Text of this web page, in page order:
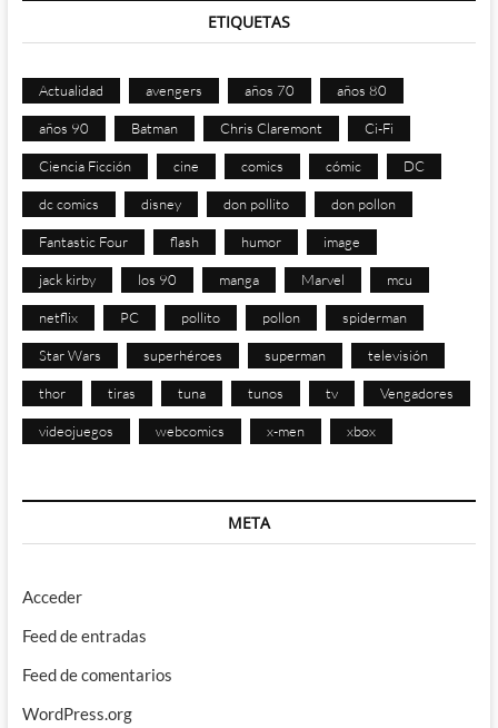
ETIQUETAS
Actualidad avengers años 70 años 80
años 90 Batman Chris Claremont Ci-Fi
Ciencia Ficción cine comics cómic DC
dc comics disney don pollito don pollon
Fantastic Four flash humor image
jack kirby los 90 manga Marvel mcu
netflix PC pollito pollon spiderman
Star Wars superhéroes superman televisión
thor tiras tuna tunos tv Vengadores
videojuegos webcomics x-men xbox
META
Acceder
Feed de entradas
Feed de comentarios
WordPress.org